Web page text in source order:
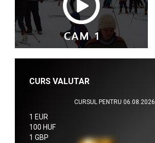
CURS VALUTAR
CURSUL PENTRU 06.08.2026
1 EUR
100 HUF
1 GBP